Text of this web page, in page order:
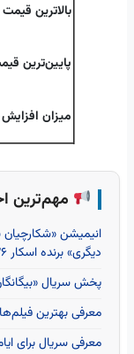
بالاترین
پایین‌ترین
میزان
مهم‌ترین
انیمیشن
دیگری» برنده اسکار 2026
پخش سریال
معرفی بهترین
معرفی سریال برای